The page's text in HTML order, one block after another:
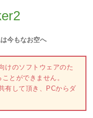
今もなお空へ
けのソフトウェアのた
とができません。
有して頂き、PCからダ